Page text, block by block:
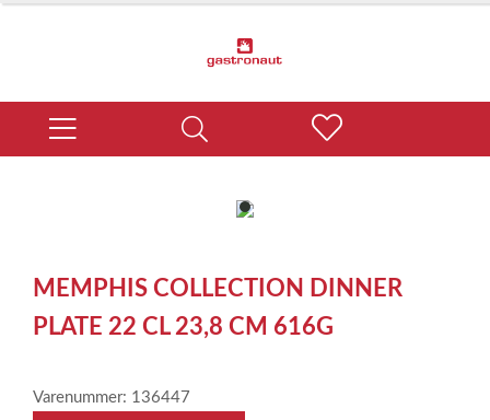
item
of
1
MEMPHIS COLLECTION DINNER
PLATE 22 CL 23,8 CM 616G
Varenummer: 136447